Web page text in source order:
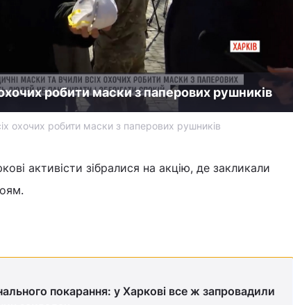
робити маски з паперових рушників
охочих робити маски з паперових рушників
активісти зібралися на акцію, де закликали
покарання: у Харкові все ж запровадили